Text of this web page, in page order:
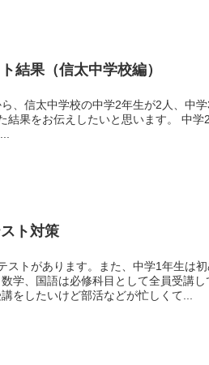
結果（信太中学校編）
、信太中学校の中学2年生が2人、中
結果をお伝えしたいと思います。 中
ト対策
ストがあります。また、中学1年生は
学、国語は必修科目として全員受講
をしたいけど部活などが忙しくて...